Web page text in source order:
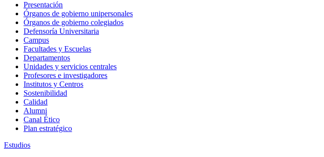
Presentación
Órganos de gobierno unipersonales
Órganos de gobierno colegiados
Defensoría Universitaria
Campus
Facultades y Escuelas
Departamentos
Unidades y servicios centrales
Profesores e investigadores
Institutos y Centros
Sostenibilidad
Calidad
Alumni
Canal Ético
Plan estratégico
Estudios